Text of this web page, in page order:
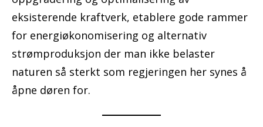
eksisterende kraftverk, etablere gode rammer
for energiøkonomisering og alternativ
strømproduksjon der man ikke belaster
naturen så sterkt som regjeringen her synes å
åpne døren for.